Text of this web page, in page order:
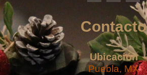
Contacto
Ubicación
Puebla, MX